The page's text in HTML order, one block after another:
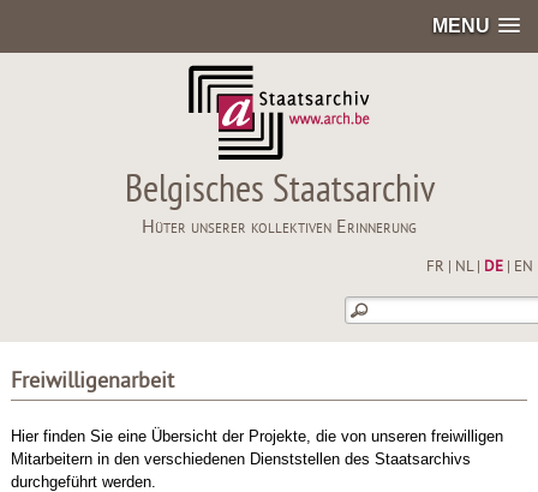
MENU
Belgisches Staatsarchiv
Hüter unserer kollektiven Erinnerung
FR NL| DE| EN
Freiwilligenarbeit
Hier finden Sie eine Übersicht der Projekte, die von unseren freiwilligen
Mitarbeitern in den verschiedenen Dienststellen des Staatsarchivs
durchgeführt werden.